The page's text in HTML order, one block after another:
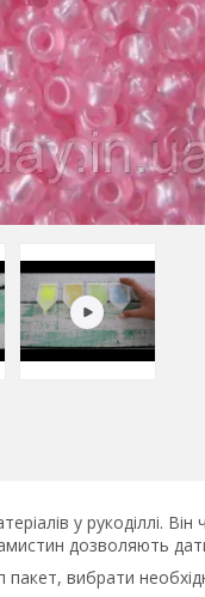
у рукоділлі.
дозволяють
пакет, вибрати